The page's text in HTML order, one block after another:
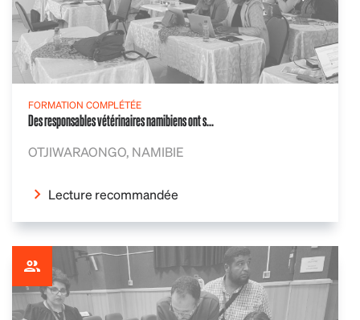
FORMATION COMPLÉTÉE
Des responsables vétérinaires namibiens ont s...
OTJIWARAONGO, NAMIBIE
Lecture recommandée